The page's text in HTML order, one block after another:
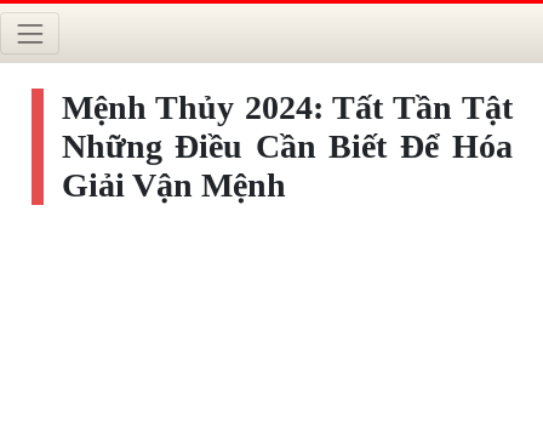
Mệnh Thủy 2024: Tất Tần Tật
Những Điều Cần Biết Để Hóa
Giải Vận Mệnh